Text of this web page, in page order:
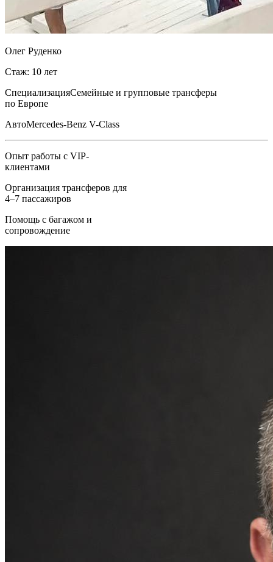
Олег Руденко
Стаж: 10 лет
СпециализацияСемейные и групповые трансферы
по Европе
АвтоMercedes-Benz V-Class
Опыт работы с VIP-
клиентами
Организация трансферов для
4–7 пассажиров
Помощь с багажом и
сопровождение